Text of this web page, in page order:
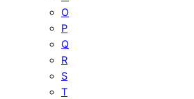
O
P
Q
R
S
T